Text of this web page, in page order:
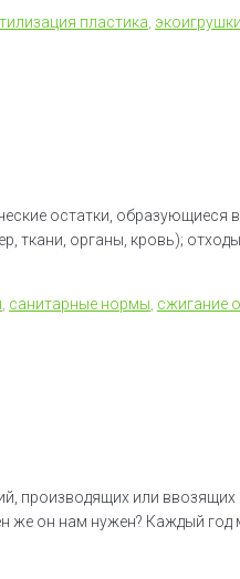
пластика экоигрушки
остатки, образующиеся
органы, кровь);
санитарные нормы сжигание
производящих или
же он нам нужен? Каждый